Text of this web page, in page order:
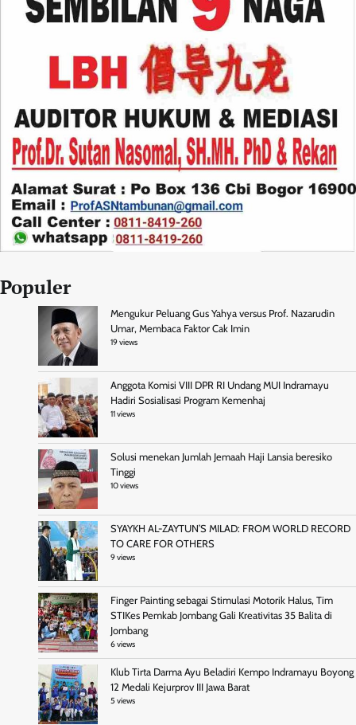
Populer
Mengukur Peluang Gus Yahya versus Prof. Nazarudin
Umar, Membaca Faktor Cak Imin
19 views
Anggota Komisi VIII DPR RI Undang MUI Indramayu
Hadiri Sosialisasi Program Kemenhaj
11 views
Solusi menekan Jumlah Jemaah Haji Lansia beresiko
Tinggi
10 views
SYAYKH AL-ZAYTUN’S MILAD: FROM WORLD RECORD
TO CARE FOR OTHERS
9 views
Finger Painting sebagai Stimulasi Motorik Halus, Tim
STIKes Pemkab Jombang Gali Kreativitas 35 Balita di
Jombang
6 views
Klub Tirta Darma Ayu Beladiri Kempo Indramayu Boyong
12 Medali Kejurprov III Jawa Barat
5 views